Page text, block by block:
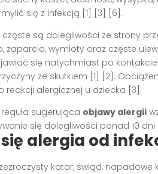
się z infekcją [1] [3] [6].
są dolegliwości ze strony
zaparcia, wymioty oraz częste
się natychmiast po
ze skutkiem [1] [2].
alergicznej u dziecka [3].
sugerująca objawy alergii
się dolegliwości ponad 10 dni
alergia od
katar, świąd, napadowe